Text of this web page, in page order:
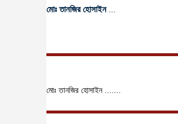
মোঃ তানজির হোসাইন...
মোঃ তানজির হোসাইন .......